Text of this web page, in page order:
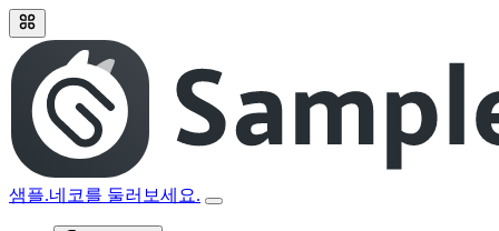
샘플.네코를 둘러보세요.